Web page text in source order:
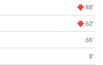
88'
62'
66'
8'